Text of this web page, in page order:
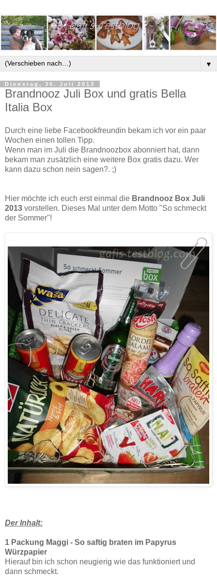
▼
Dienstag, 30. Juli 2013
Brandnooz Juli Box und gratis Bella
Italia Box
Durch eine liebe Facebookfreundin bekam ich vor ein paar
Wochen einen tollen Tipp.
Wenn man im Juli die Brandnoozbox abonniert hat, dann
bekam man zusätzlich eine weitere Box gratis dazu. Wer
kann dazu schon nein sagen?. ;)
Hier möchte ich euch erst einmal die Brandnooz Box Juli
2013 vorstellen. Dieses Mal unter dem Motto "So schmeckt
der Sommer"!
Der Inhalt:
1 Packung Maggi - So saftig braten im Papyrus
Würzpapier
Hierauf bin ich schon neugierig wie das funktioniert und
dann schmeckt.